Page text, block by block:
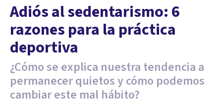
Adiós al sedentarismo: 6
razones para la práctica
deportiva
¿Cómo se explica nuestra tendencia a
permanecer quietos y cómo podemos
cambiar este mal hábito?